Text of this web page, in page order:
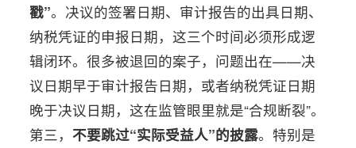
戳”。决议的签署日期、审计报告的出具日期、
纳税凭证的申报日期，这三个时间必须形成逻
辑闭环。很多被退回的案子，问题出在——决
议日期早于审计报告日期，或者纳税凭证日期
晚于决议日期，这在监管眼里就是“合规断裂”。
第三，不要跳过“实际受益人”的披露。特别是